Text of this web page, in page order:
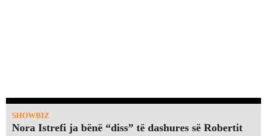
SHOWBIZ
Nora Istrefi ja bënë “diss” të dashures së Robertit